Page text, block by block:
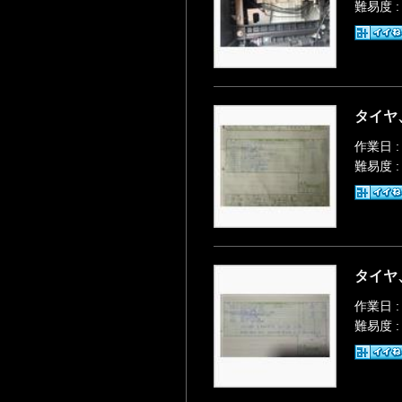
難易度 :
タイヤ
作業日
難易度 :
タイヤ
作業日
難易度 :